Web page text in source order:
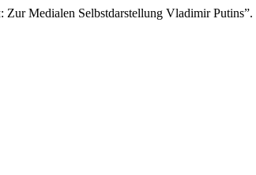
Medialen Selbstdarstellung Vladimir Putins”.